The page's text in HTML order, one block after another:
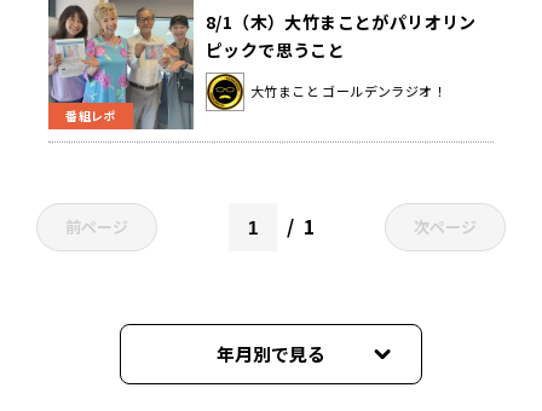
番組レポ
8/1（木）大竹まことがパリオリン
ピックで思うこと
大竹まこと ゴールデンラジオ！
前ページ 1 次ページ
年月別で見る